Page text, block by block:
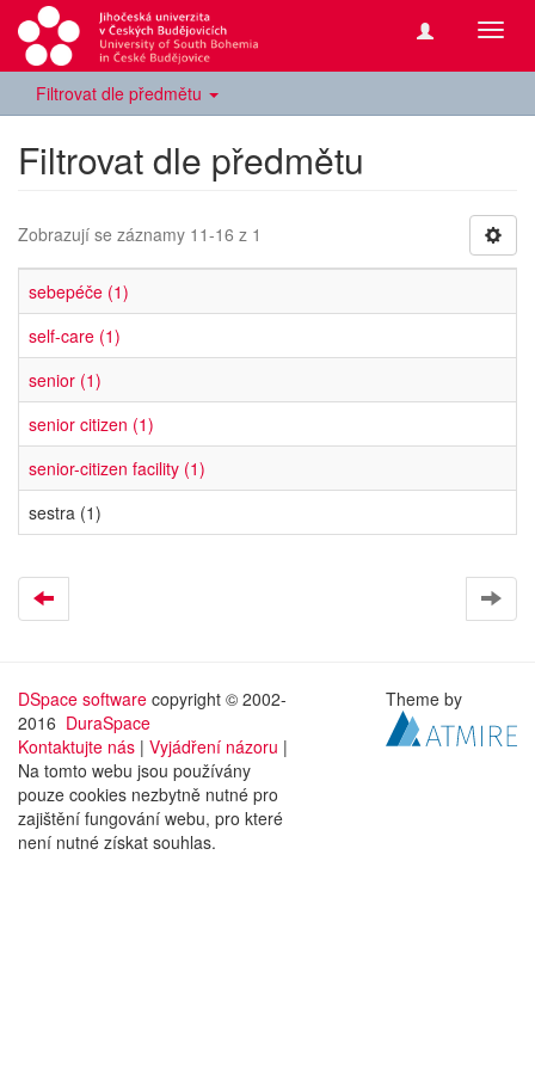
Filtrovat dle předmětu
Filtrovat dle předmětu
Zobrazují se záznamy 11-16 z 1
sebepéče (1)
self-care (1)
senior (1)
senior citizen (1)
senior-citizen facility (1)
sestra (1)
DSpace software copyright © 2002-
2016 DuraSpace
Kontaktujte nás | Vyjádření názoru |
Na tomto webu jsou používány
pouze cookies nezbytně nutné pro
zajištění fungování webu, pro které
není nutné získat souhlas.
Theme by